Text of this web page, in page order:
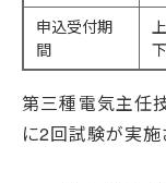
申込受付期
間
第三種電気主任
に2回試験が実施